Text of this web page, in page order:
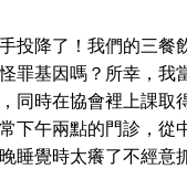
降了！我們的三餐
罪基因嗎？所幸，我
同時在協會裡上課取
下午兩點的門診，
睡覺時太癢了不經